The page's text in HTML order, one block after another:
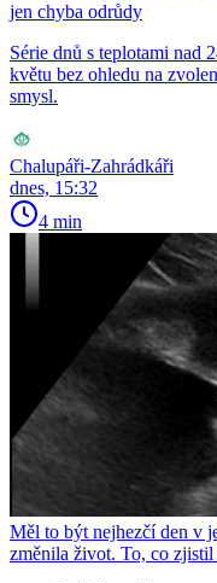
jen chyba odrůdy
Série dnů s teplotami nad
květu bez ohledu na
smysl.
Chalupáři-Zahrádkáři
dnes, 15:32
4 min
Měl to být nejhezčí den v
změnila život. To, co zjistil